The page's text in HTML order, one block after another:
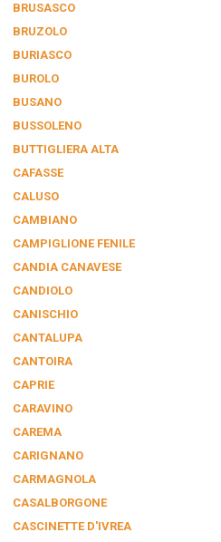
BRUSASCO
BRUZOLO
BURIASCO
BUROLO
BUSANO
BUSSOLENO
BUTTIGLIERA ALTA
CAFASSE
CALUSO
CAMBIANO
CAMPIGLIONE FENILE
CANDIA CANAVESE
CANDIOLO
CANISCHIO
CANTALUPA
CANTOIRA
CAPRIE
CARAVINO
CAREMA
CARIGNANO
CARMAGNOLA
CASALBORGONE
CASCINETTE D'IVREA